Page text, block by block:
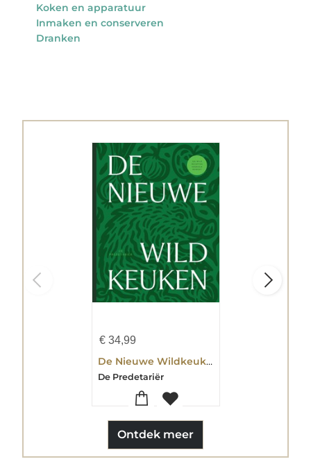
Koken en apparatuur
Inmaken en conserveren
Dranken
€34,99
De Nieuwe Wildkeuken
De Predetariër
Ontdek meer